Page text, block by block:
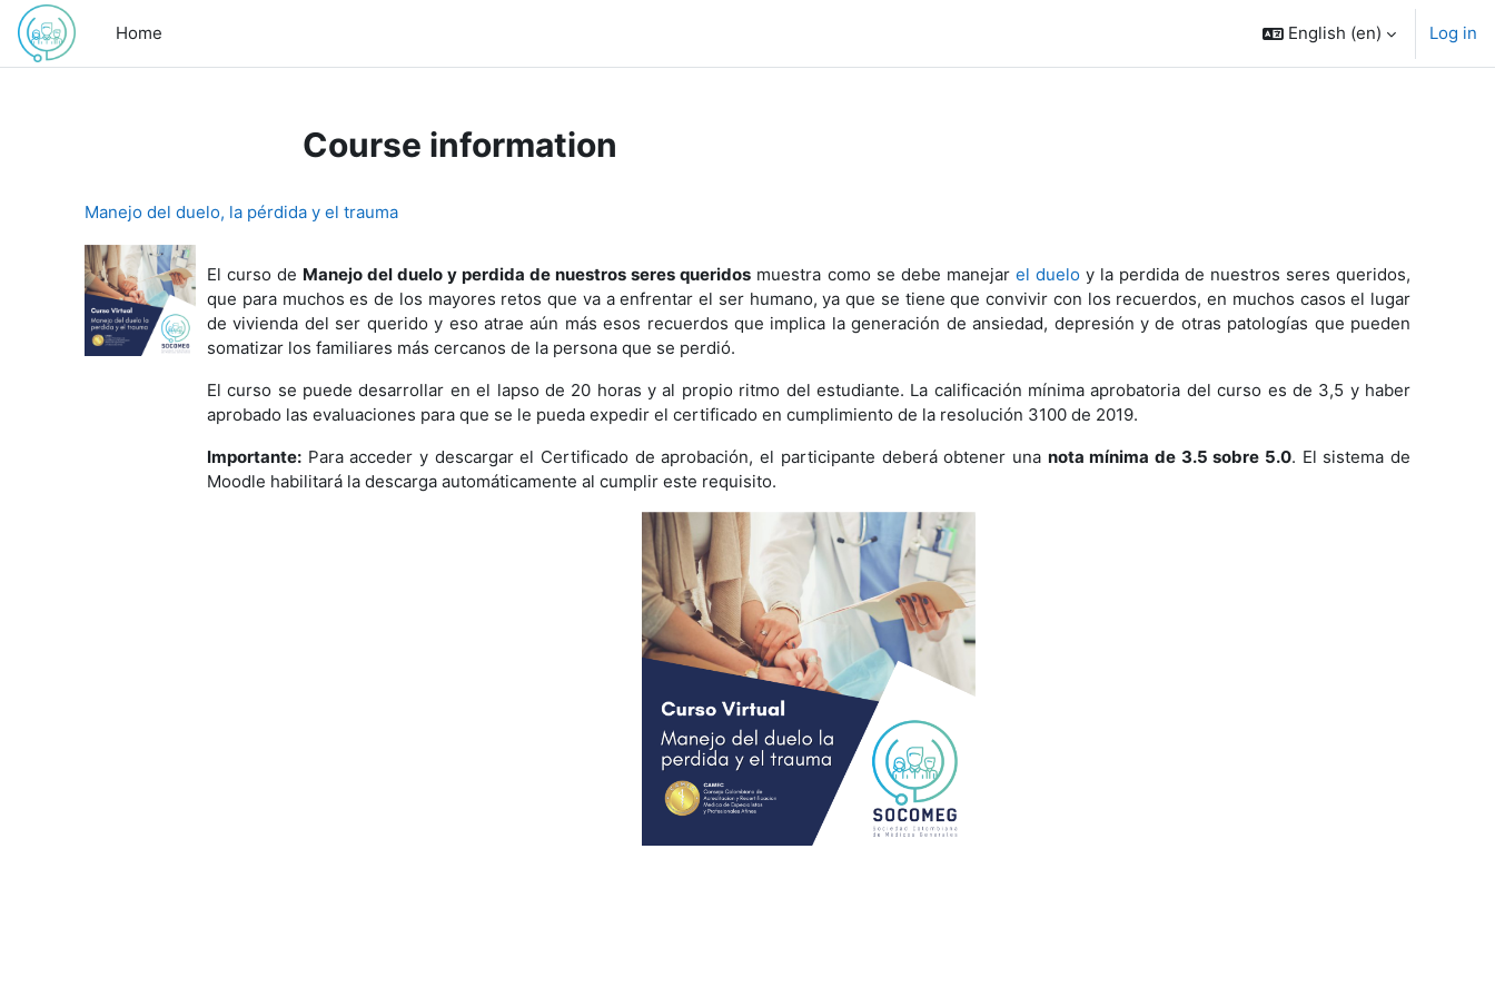
Skip to main content
Home
English ‎(en)‎ Log in
Course information
Manejo del duelo, la pérdida y el trauma
El curso de Manejo del duelo y perdida de nuestros seres queridos muestra como se debe manejar el dueloy la perdida de nuestros seres queridos,
que para muchos es de los mayores retos que va a enfrentar el ser humano, ya que se tiene que convivir con los recuerdos, en muchos casos el lugar
de vivienda del ser querido y eso atrae aún más esos recuerdos que implica la generación de ansiedad, depresión y de otras patologías que pueden
somatizar los familiares más cercanos de la persona que se perdió.
El curso se puede desarrollar en el lapso de 20 horas y al propio ritmo del estudiante. La calificación mínima aprobatoria del curso es de 3,5 y haber
aprobado las evaluaciones para que se le pueda expedir el certificado en cumplimiento de la resolución 3100 de 2019.
Importante: Para acceder y descargar el Certificado de aprobación, el participante deberá obtener una nota mínima de 3.5 sobre 5.0. El sistema de
Moodle habilitará la descarga automáticamente al cumplir este requisito.